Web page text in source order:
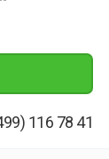
отделов
-29%
МРТ
116 78 41